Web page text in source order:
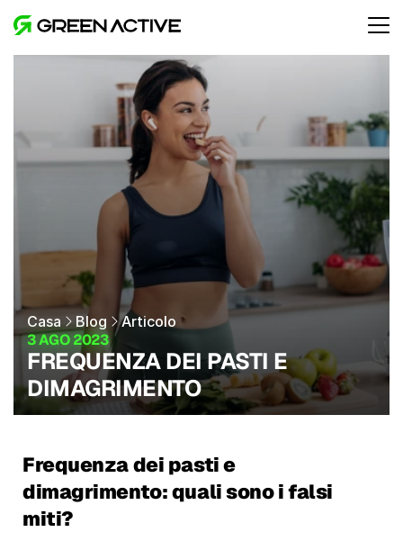
Casa Blog Articolo
3 AGO 2023
FREQUENZA DEI PASTI E
DIMAGRIMENTO
Frequenza dei pasti e
dimagrimento: quali sono i falsi
miti?